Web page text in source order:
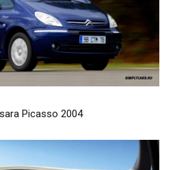
Picasso 2004